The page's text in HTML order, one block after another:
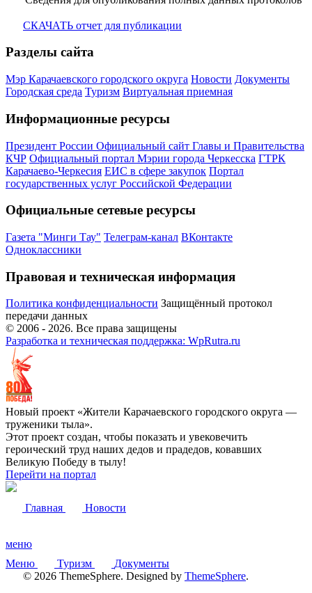
СКАЧАТЬ отчет для публикации
Разделы сайта
Мэр Карачаевского городского округа Новости Документы
Городская среда Туризм Виртуальная приемная
Информационные ресурсы
Президент России Официальный сайт Главы и Правительства
КЧР Официальный портал Мэрии города Черкесска ГТРК
Карачаево-Черкесия ЕИС в сфере закупок Портал
государственных услуг Российской Федерации
Официальные сетевые ресурсы
Газета "Минги Тау" Телеграм-канал ВКонтакте
Одноклассники
Правовая и техническая информация
Политика конфиденциальности Защищённый протокол
передачи данных
© 2006 - 2026. Все права защищены
Разработка и техническая поддержка: WpRutra.ru
Новый проект «Жители Карачаевского городского округа —
труженики тыла».
Этот проект создан, чтобы показать и увековечить
героический труд наших дедов и прадедов, ковавших
Великую Победу в тылу!
Перейти на портал
Главная Новости
меню
Меню
Туризм
Документы
© 2026 ThemeSphere. Designed by ThemeSphere.